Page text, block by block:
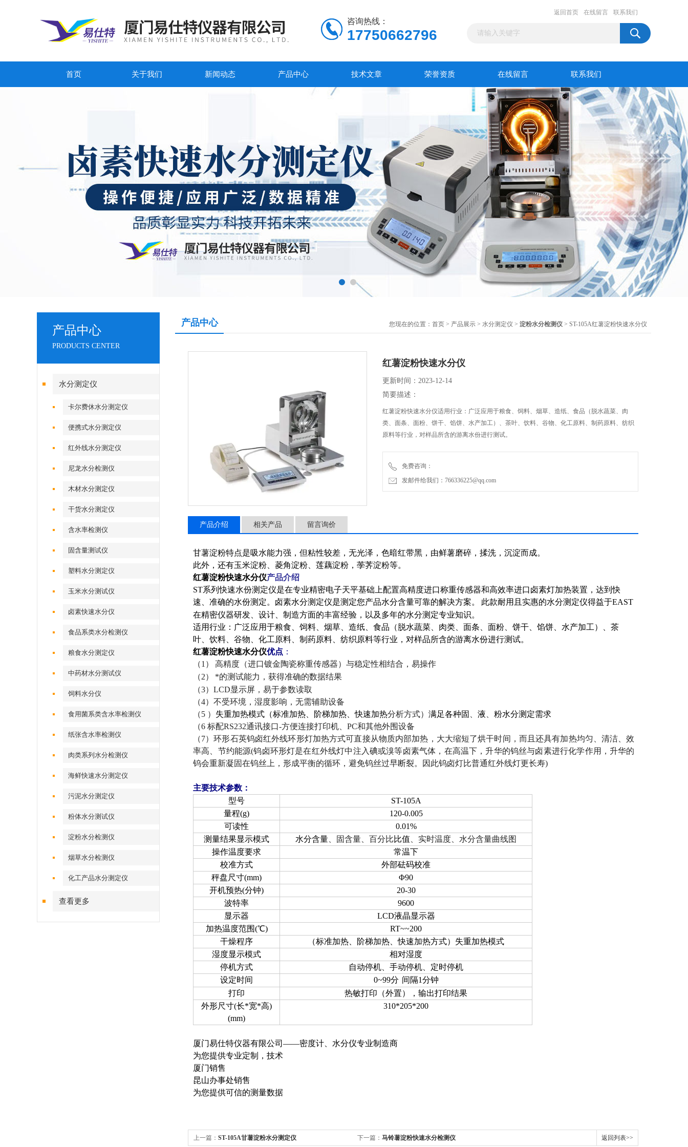
咨询热线：
17750662796
返回首页 在线留言 联系我们
首页 关于我们 新闻动态 产品中心 技术文章 荣誉资质 在线留言 联系我们
产品中心
PRODUCTS CENTER
水分测定仪
卡尔费休水分测定仪
便携式水分测定仪
红外线水分测定仪
尼龙水分检测仪
木材水分测定仪
干货水分测定仪
含水率检测仪
固含量测试仪
塑料水分测定仪
玉米水分测试仪
卤素快速水分仪
食品系类水分检测仪
粮食水分测定仪
中药材水分测试仪
饲料水分仪
食用菌系类含水率检测仪
纸张含水率检测仪
肉类系列水分检测仪
海鲜快速水分测定仪
污泥水分测定仪
粉体水分测试仪
淀粉水分检测仪
烟草水分检测仪
化工产品水分测定仪
查看更多
产品中心 您现在的位置： 首页 > 产品展示 > 水分测定仪 > 淀粉水分检测仪 > ST-105A红薯淀粉快速水分仪
红薯淀粉快速水分仪
更新时间：2023-12-14
简要描述：
红薯淀粉快速水分仪适用行业：广泛应用于粮食、饲料、烟草、造纸、食品（脱水蔬菜、肉
类、面条、面粉、饼干、馅饼、水产加工）、茶叶、饮料、谷物、化工原料、制药原料、纺织
原料等行业，对样品所含的游离水份进行测试。
免费咨询：
发邮件给我们：766336225@qq.com
产品介绍 相关产品 留言询价
甘薯淀粉特点是吸水能力强，但粘性较差，无光泽，色暗红带黑，由鲜薯磨碎，揉洗，沉淀而成。
此外，还有玉米淀粉、菱角淀粉、莲藕淀粉，荸荠淀粉等。
红薯淀粉快速水分仪产品介绍
ST系列快速水份测定仪是在专业精密电子天平基础上配置高精度进口称重传感器和高效率进口卤素灯加热装置，达到快
速、准确的水份测定。 卤素水分测定仪是测定您产品水分含量可靠的解决方案。 此款耐用且实惠的水分测定仪得益于EAST
在精密仪器研发 、设计、 制造方面的丰富经验，以及多年的水分测定专业知识。
适用行业：广泛应用于粮食、饲料、烟草、造纸、食品（脱水蔬菜、肉类、面条、面粉、饼干、馅饼、水产加工）、茶
叶、饮料、谷物、化工原料、制药原料、纺织原料等行业，对样品所含的游离水份进行测试。
红薯淀粉快速水分仪优点 ：
（1 ）
高精度（进口镀金陶瓷称重传感器）与稳定性相结合，易操作
（2）
*的测试能力，获得准确的数据结果
（3） LCD显示屏，易于参数读取
（4）不受环境，湿度影响，无需辅助设备
（5 ） 失重加热模式（标准加热、阶梯加热、快速加热分析方式） 满足各种固 液
粉水分测定需求
（6 标配RS232通讯接口-方便连接打印机、 PC和其他外围设备
（7）环形石英钨卤红外线环形灯加热方式可直接从物质内部加热，大大缩短了烘干时间，而且还具有加热均匀、清洁、效
率高、节约能源(钨卤环形灯是在红外线灯中注入碘或溴等卤素气体，在高温下，升华的钨丝与卤素进行化学作用，升华的
钨会重新凝固在钨丝上，形成平衡的循环，避免钨丝过早断裂。因此钨卤灯比普通红外线灯更长寿)
主要技术参数：
型号
ST-105A
量程(g)
120-0.005
可读性
0.01%
测量结果显示模式
水分含量 、固含量、百分比比值 、实时温度、水分含量曲线图
操作温度要求
常温下
校准方式
外部砝码校准
秤盘尺寸(mm) Φ90
开机预热(分钟)
20-30
波特率
9600
显示器
LCD液晶显示器
加热温度范围(℃) RT~~200
干燥程序
（标准加热、阶梯加热、快速加热方式）失重加热模式
湿度显示模式
相对湿度
停机方式
自动停机、手动停机、定时停机
设定时间
0~99分 间隔1分钟
打印
热敏打印（外置），输出打印结果
外形尺寸(长*宽*高)
(mm)
310*205*200
厦门易仕特仪器有限公司——密度计、水分仪专业制造商
为您提供专业定制，技术
厦门销售
昆山办事处销售
为您提供可信的测量数据
上一篇： ST-105A甘薯淀粉水分测定仪 下一篇： 马铃薯淀粉快速水分检测仪 返回列表>>